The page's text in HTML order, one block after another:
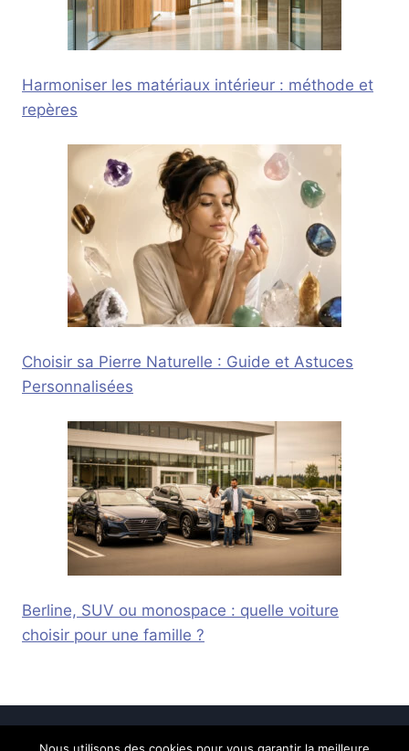
Harmoniser les matériaux intérieur : méthode et
repères
Choisir sa Pierre Naturelle : Guide et Astuces
Personnalisées
Berline, SUV ou monospace : quelle voiture
choisir pour une famille ?